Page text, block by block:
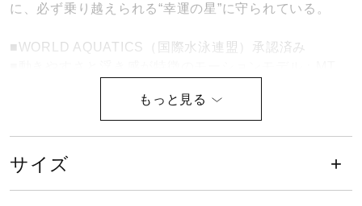
セール
サポート
に、必ず乗り越えられる“幸運の星”に守られている。
■WORLD AQUATICS（国際水泳連盟）承認済み
■本体布帛素材・超音波接着（※）・ソニックラインデ
ザイン構造でフラットスイムを極めるためのトップレー
（※）一部縫製部分もあります
サイズ